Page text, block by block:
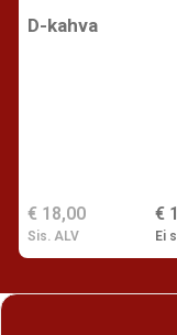
D-kahva
€
Ei
€ 18,00
Sis. ALV